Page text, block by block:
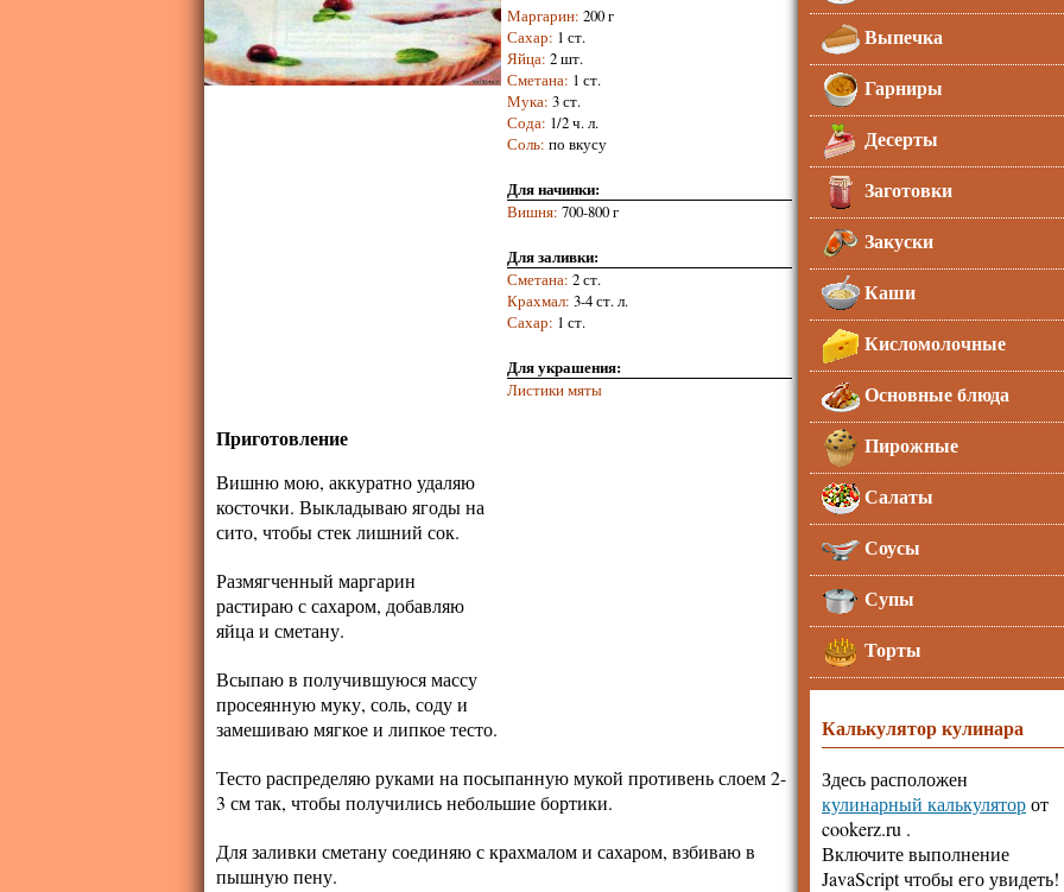
Маргарин: 200 г
Сахар: 1 ст.
Яйца: 2 шт.
Сметана: 1 ст.
Мука: 3 ст.
Сода: 1/2 ч. л.
Соль: по вкусу
Для начинки:
Вишня: 700-800 г
Для заливки:
Сметана: 2 ст.
Крахмал: 3-4 ст. л.
Сахар: 1 ст.
Для украшения:
Листики мяты
Приготовление
Вишню мою, аккуратно удаляю
косточки. Выкладываю ягоды на
сито, чтобы стек лишний сок.
Размягченный маргарин
растираю с сахаром, добавляю
яйца и сметану.
Всыпаю в получившуюся массу
просеянную муку, соль, соду и
замешиваю мягкое и липкое тесто.
Тесто распределяю руками на посыпанную мукой противень слоем 2-
3 см так, чтобы получились небольшие бортики.
Для заливки сметану соединяю с крахмалом и сахаром, взбиваю в
пышную пену.
Выпечка
Гарниры
Десерты
Заготовки
Закуски
Каши
Кисломолочные
Основные блюда
Пирожные
Салаты
Соусы
Супы
Торты
Калькулятор кулинара
Здесь расположен
кулинарный калькуляторот
cookerz.ru .
Включите выполнение
JavaScript чтобы его увидеть!